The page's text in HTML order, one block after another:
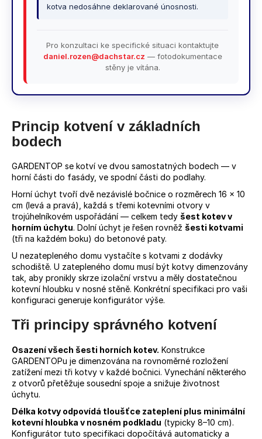
kotva nedosáhne deklarované únosnosti.
Pro konzultaci ke specifické situaci kontaktujte
daniel.rozen@dachstar.cz — fotodokumentace
stěny je vítána.
Princip kotvení v základních
bodech
GARDENTOP se kotví ve dvou samostatných bodech — v
horní části do fasády, ve spodní části do podlahy.
Horní úchyt tvoří dvě nezávislé bočnice o rozměrech 16 × 10
cm (levá a pravá), každá s třemi kotevními otvory v
trojúhelníkovém uspořádání — celkem tedy šest kotev v
horním úchytu. Dolní úchyt je řešen rovněž šesti kotvami
(tři na každém boku) do betonové paty.
U nezatepleného domu vystačíte s kotvami z dodávky
schodiště. U zatepleného domu musí být kotvy dimenzovány
tak, aby pronikly skrze izolační vrstvu a měly dostatečnou
kotevní hloubku v nosné stěně. Konkrétní specifikaci pro vaši
konfiguraci generuje konfigurátor výše.
Tři principy správného kotvení
Osazení všech šesti horních kotev. Konstrukce
GARDENTOPu je dimenzována na rovnoměrné rozložení
zatížení mezi tři kotvy v každé bočnici. Vynechání některého
z otvorů přetěžuje sousední spoje a snižuje životnost
úchytu.
Délka kotvy odpovídá tloušťce zateplení plus minimální
kotevní hloubka v nosném podkladu (typicky 8–10 cm).
Konfigurátor tuto specifikaci dopočítává automaticky a